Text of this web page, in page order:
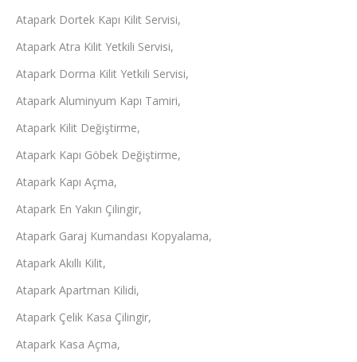
Atapark Dortek Kapı Kilit Servisi,
Atapark Atra Kilit Yetkili Servisi,
Atapark Dorma Kilit Yetkili Servisi,
Atapark Aluminyum Kapı Tamiri,
Atapark Kilit Değiştirme,
Atapark Kapı Göbek Değiştirme,
Atapark Kapı Açma,
Atapark En Yakın Çilingir,
Atapark Garaj Kumandası Kopyalama,
Atapark Akıllı Kilit,
Atapark Apartman Kilidi,
Atapark Çelik Kasa Çilingir,
Atapark Kasa Açma,